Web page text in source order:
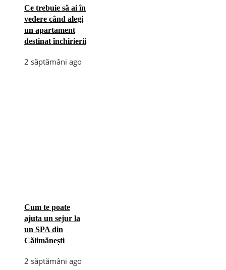
Ce trebuie să ai în
vedere când alegi
un apartament
destinat închirierii
2 săptămâni ago
Cum te poate
ajuta un sejur la
un SPA din
Călimănești
2 săptămâni ago